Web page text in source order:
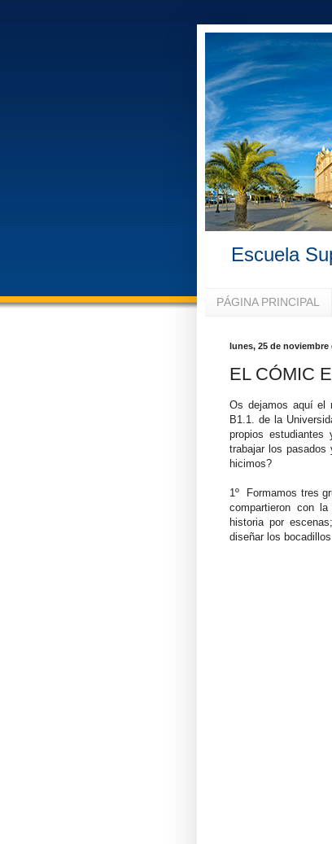
Escuela
PÁGINA PRINCIPAL
lunes, 25 de noviembre
EL CÓMIC
Os dejamos aquí el
B1.1. de la
propios
trabajar los
hicimos?
1º
Formamos tres
compartieron con
historia por
diseñar los